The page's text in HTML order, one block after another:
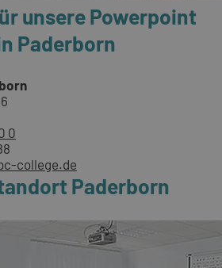
unsere Powerpoint
Paderborn
0
college.de
Paderborn